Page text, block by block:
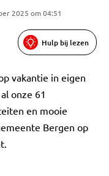
2025 om 04:51
Hulp bij lezen
vakantie in eigen
onze 61
en mooie
Bergen op